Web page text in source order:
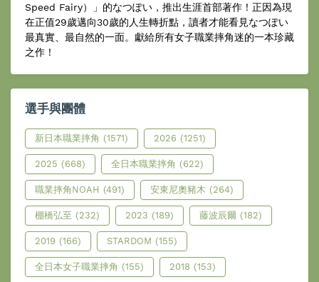
Speed Fairy）」的なつぽい，推出生涯首部著作！正因為現
在正值29歲邁向30歲的人生轉折點，讀者才能看見なつぽい
最真實、最自然的一面。獻給所有女子職業摔角迷的一本珍藏
之作！
選手與團體
新日本職業摔角 (1571) 2026 (1251)
2025 (668) 全日本職業摔角 (622)
職業摔角NOAH (491) 安東尼奧豬木 (264)
棚橋弘至 (232) 2023 (189) 藤波辰爾 (182)
2019 (166) STARDOM (155)
全日本女子職業摔角 (155) 2018 (153)